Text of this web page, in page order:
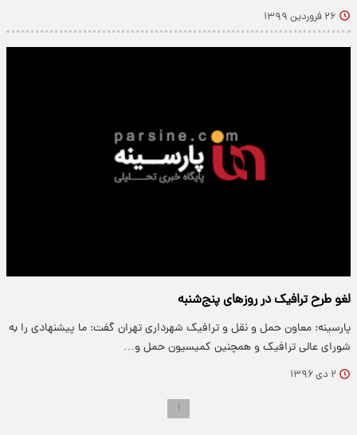
۲۶ فروردین ۱۳۹۹
لغو طرح ترافیک در روز‌های پنج‌شنبه
پارسینه: معاون حمل و نقل و ترافیک شهرداری تهران گفت: ما پیشنهادی را به
شورای عالی ترافیک و همچنین کمیسیون حمل و…
۲ دی ۱۳۹۶
۱